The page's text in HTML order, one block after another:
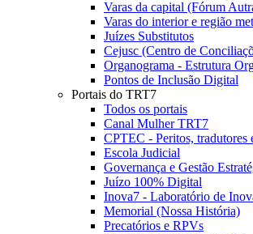
Varas da capital (Fórum
Varas do interior e região
Juízes Substitutos
Cejusc (Centro de
Organograma - Estrutura
Pontos de Inclusão Digital
Portais do TRT7
Todos os portais
Canal Mulher TRT7
CPTEC - Peritos, tradutores
Escola Judicial
Governança e Gestão
Juízo 100% Digital
Inova7 - Laboratório de
Memorial (Nossa História)
Precatórios e RPVs